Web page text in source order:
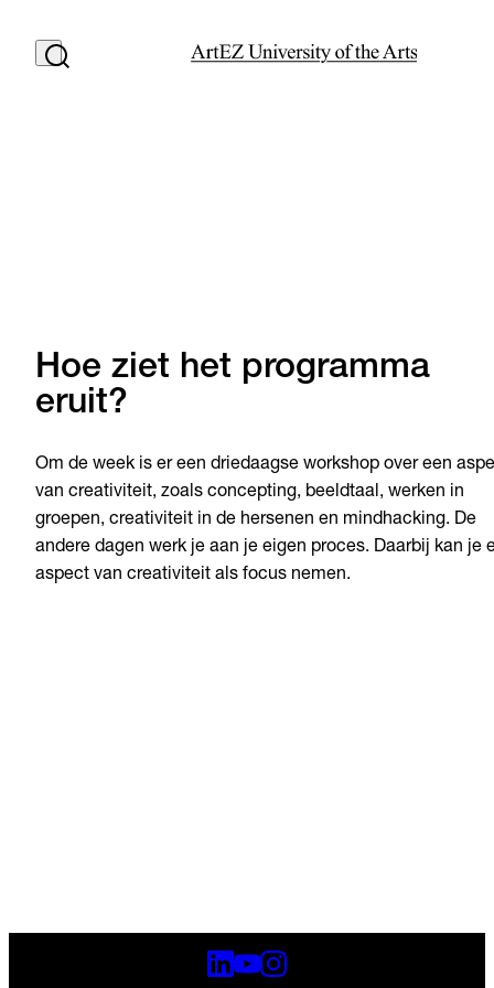
Hoe ziet het programma
eruit?
Om de week is er een driedaagse workshop over een
van creativiteit, zoals concepting, beeldtaal, werken in
groepen, creativiteit in de hersenen en mindhacking. De
andere dagen werk je aan je eigen proces. Daarbij kan je
aspect van creativiteit als focus nemen.